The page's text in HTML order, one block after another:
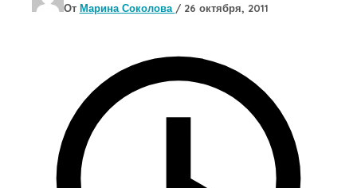
От Марина Соколова / 26 октября, 2011